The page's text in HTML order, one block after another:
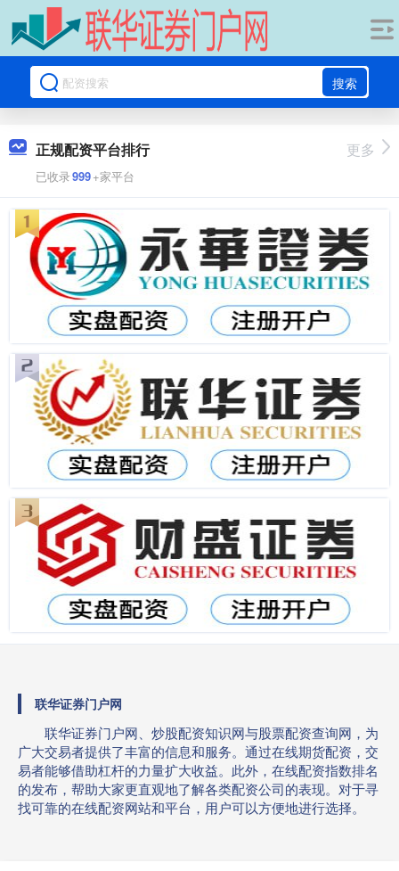
搜索
正规配资平台排行
已收录999+家平台
更多
联华证券门户网
联华证券门户网、炒股配资知识网与股票配资查询网，为
广大交易者提供了丰富的信息和服务。通过在线期货配资，交
易者能够借助杠杆的力量扩大收益。此外，在线配资指数排名
的发布，帮助大家更直观地了解各类配资公司的表现。对于寻
找可靠的在线配资网站和平台，用户可以方便地进行选择。